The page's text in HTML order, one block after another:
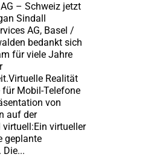
– Schweiz jetzt
Sindall
AG, Basel /
bedankt sich
für viele Jahre
Realität
für Mobil-Telefone
von
auf der
virtuell:Ein virtueller
geplante
Die...